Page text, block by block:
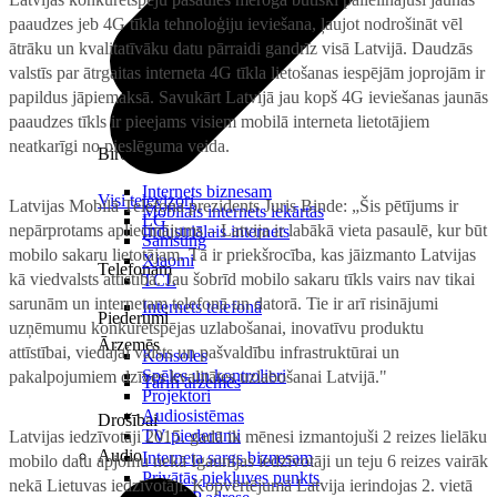
Birojam
Internets biznesam
Mobilais internets iekārtās
Industriālais internets
Telefonam
Internets telefonā
Ārzemēs
Tarifi ārzemēs
Drošībai
Interneta sargs biznesam
Privātās piekļuves punkts
Visi televizori
LG
Samsung
Xiaomi
TCL
Piederumi
Konsoles
Spēles un kontrolieri
Projektori
Audiosistēmas
TV piederumi
Audio
paaudzes jeb 4G tīkla tehnoloģiju ieviešana, ļaujot nodrošināt vēl
ātrāku un kvalitatīvāku datu pārraidi gandrīz visā Latvijā. Daudzās
valstīs par ātrgaitas interneta 4G tīkla lietošanas iespējām joprojām ir
papildus jāpiemaksā. Savukārt Latvijā jau kopš 4G ieviešanas jaunās
paaudzes tīkls ir pieejams visiem mobilā interneta lietotājiem
neatkarīgi no pieslēguma veida.
Latvijas Mobilā Telefona prezidents Juris Binde: „Šis pētījums ir
nepārprotams apliecinājums – Latvija ir labākā vieta pasaulē, kur būt
mobilo sakaru lietotājam. Tā ir priekšrocība, kas jāizmanto Latvijas
kā viedvalsts attīstībā. Jau šobrīd mobilo sakaru tīkls vairs nav tikai
sarunām un internetam telefonā un datorā. Tie ir arī risinājumi
uzņēmumu konkurētspējas uzlabošanai, inovatīvu produktu
attīstībai, viedajai valsts un pašvaldību infrastruktūrai un
pakalpojumiem dzīves kvalitātes uzlabošanai Latvijā."
Latvijas iedzīvotāji 2015. gadā ik mēnesi izmantojuši 2 reizes lielāku
mobilo datu apjomu nekā Igaunijas iedzīvotāji un teju 6 reizes vairāk
nekā Lietuvas iedzīvotāji. Kopvērtējumā Latvija ierindojas 2. vietā